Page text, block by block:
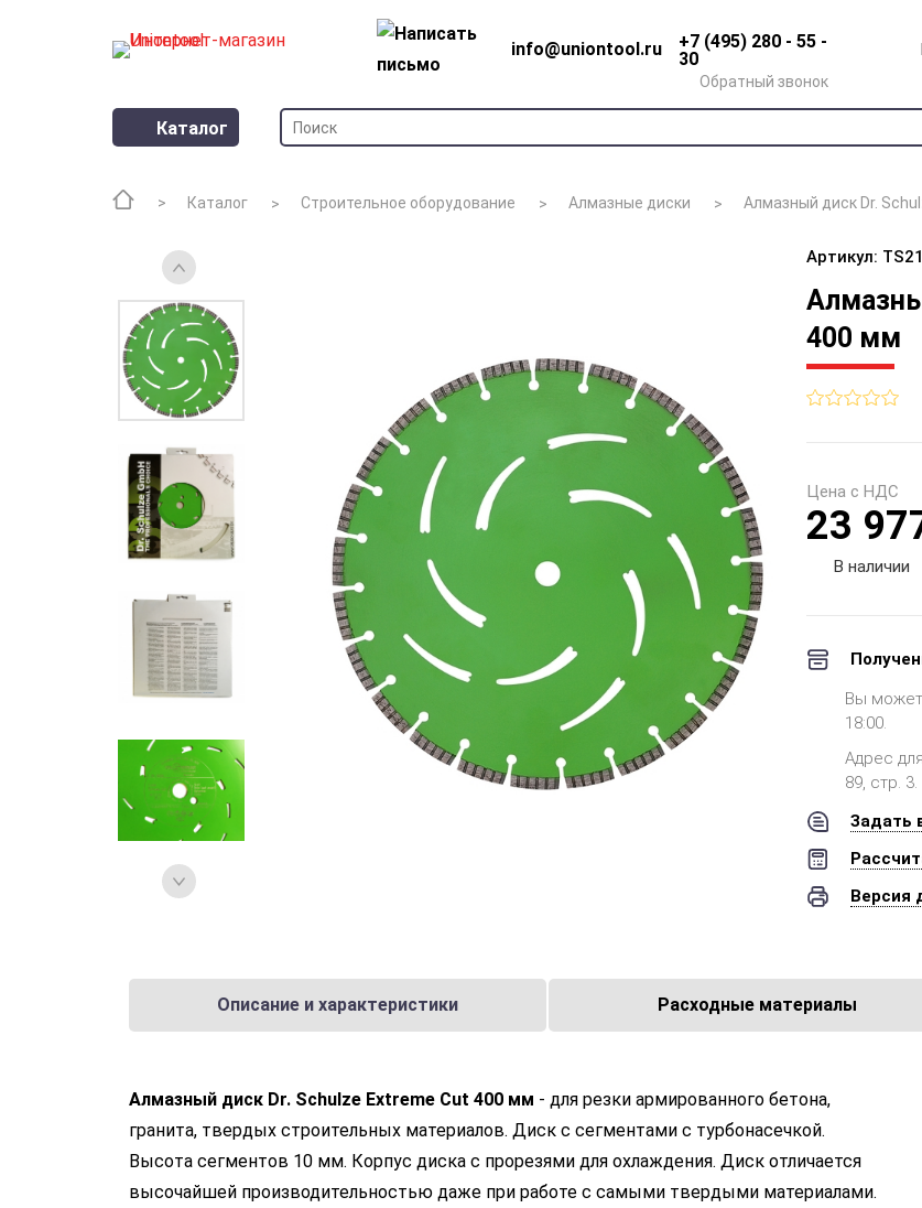
info@uniontool.ru
+7 (495) 280 - 55 -
30
Обратный звонок
Каталог
Каталог Строительное оборудование Алмазные диски Алмазный диск Dr.
Артикул:
400 мм
Цена с НДС
23
В наличии
Вы
18:00.
Адрес
89, стр. 3.
Задать
Версия
Описание и характеристики Расходные материалы
Алмазный диск Dr. Schulze Extreme Cut 400 мм - для резки армированного бетона,
гранита, твердых строительных материалов. Диск с сегментами с турбонасечкой.
Высота сегментов 10 мм. Корпус диска с прорезями для охлаждения. Диск отличается
высочайшей производительностью даже при работе с самыми твердыми материалами.